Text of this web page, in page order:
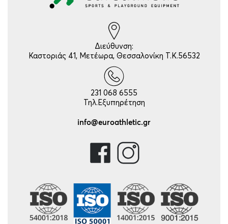
Διεύθυνση:
Καστοριάς 41, Μετέωρα, Θεσσαλονίκη Τ.Κ.56532
231 068 6555
Τηλ.Εξυπηρέτηση
info@euroathletic.gr